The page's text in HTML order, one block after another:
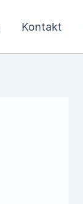
Kontakt